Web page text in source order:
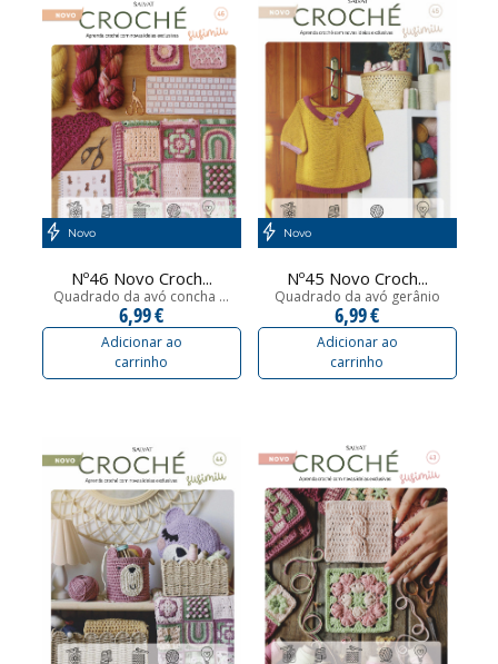
Novo
Nº46 Novo Croch...
Quadrado da avó concha ...
6,99 €
Adicionar ao
carrinho
Novo
Nº45 Novo Croch...
Quadrado da avó gerânio
6,99 €
Adicionar ao
carrinho